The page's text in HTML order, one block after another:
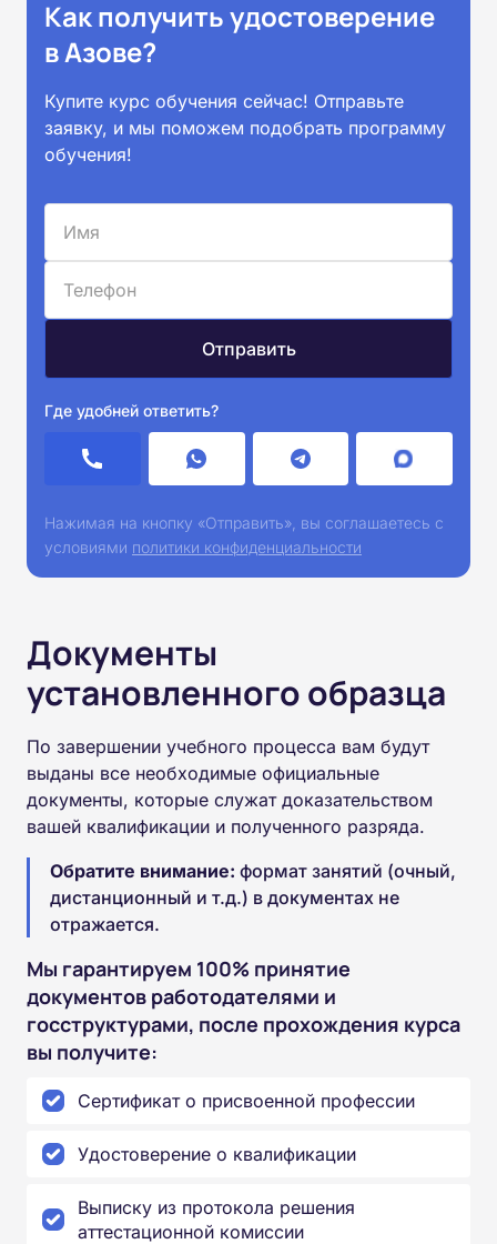
Как получить удостоверение
в Азове?
Купите курс обучения сейчас! Отправьте
заявку, и мы поможем подобрать программу
обучения!
Где удобней ответить?
Нажимая на кнопку «Отправить», вы соглашаетесь с
условиями политики конфиденциальности
Документы
установленного образца
По завершении учебного процесса вам будут
выданы все необходимые официальные
документы, которые служат доказательством
вашей квалификации и полученного разряда.
Обратите внимание: формат занятий (очный,
дистанционный и т.д.) в документах не
отражается.
Мы гарантируем 100% принятие
документов работодателями и
госструктурами, после прохождения курса
вы получите:
Сертификат о присвоенной профессии
Удостоверение о квалификации
Выписку из протокола решения
аттестационной комиссии